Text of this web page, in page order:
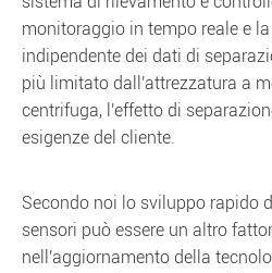
monitoraggio in tempo reale e
indipendente dei dati di
più limitato dall'attrezzatura a
centrifuga, l'effetto di
esigenze del cliente.
Secondo noi lo sviluppo rapido
sensori può essere un altro
nell'aggiornamento della